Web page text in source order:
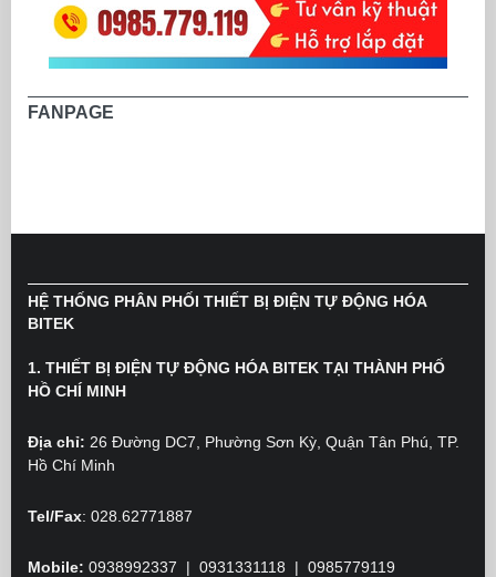
FANPAGE
HỆ THỐNG PHÂN PHỐI THIẾT BỊ ĐIỆN TỰ ĐỘNG HÓA
BITEK
1. THIẾT BỊ ĐIỆN TỰ ĐỘNG HÓA BITEK TẠI THÀNH PHỐ
HỒ CHÍ MINH
Địa chỉ: 26 Đường DC7, Phường Sơn Kỳ, Quận Tân Phú, TP.
Hồ Chí Minh
Tel/Fax: 028.62771887
Mobile: 0938992337 | 0931331118 | 0985779119